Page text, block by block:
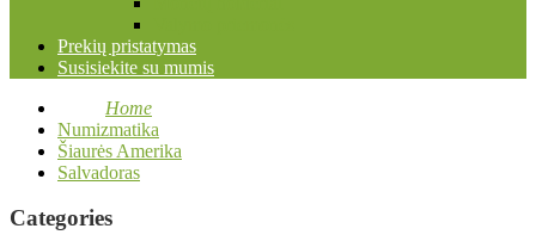
Prekių pristatymas
Susisiekite su mumis
Home
Numizmatika
Šiaurės Amerika
Salvadoras
Categories